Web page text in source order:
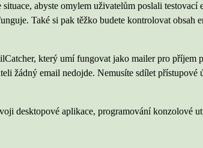
abyste omylem uživatelům poslali testovací
Také si pak těžko budete kontrolovat obsah
který umí fungovat jako mailer pro příjem
žádný email nedojde. Nemusíte sdílet přístupové
desktopové aplikace, programování konzolové